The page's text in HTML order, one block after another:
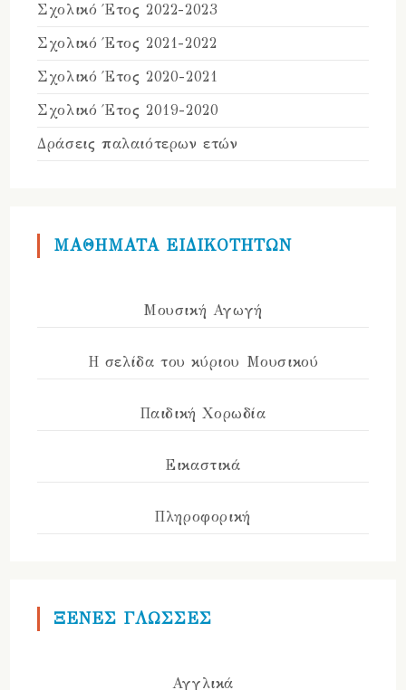
Σχολικό Έτος 2022-2023
Σχολικό Έτος 2021-2022
Σχολικό Έτος 2020-2021
Σχολικό Έτος 2019-2020
Δράσεις παλαιότερων ετών
ΜΑΘΗΜΑΤΑ ΕΙΔΙΚΟΤΗΤΩΝ
Μουσική Αγωγή
Η σελίδα του κύριου Μουσικού
Παιδική Χορωδία
Εικαστικά
Πληροφορική
ΞΕΝΕΣ ΓΛΩΣΣΕΣ
Αγγλικά